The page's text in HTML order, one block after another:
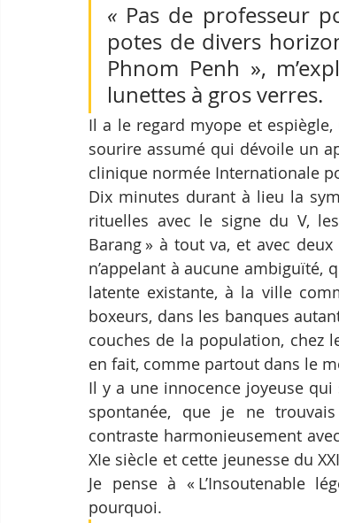
« Pas de professeur
potes de divers
Phnom Penh »,
lunettes à gros verres.
Il a le regard myope et
sourire assumé qui dévoile un
clinique normée Internationale
Dix minutes durant à lieu la
rituelles avec le signe du V,
Barang » à tout va, et avec
n’appelant à aucune
latente existante, à la ville
boxeurs, dans les banques
couches de la population, chez
en fait, comme partout dans le
Il y a une innocence joyeuse
spontanée, que je ne
contraste harmonieusement
XIe siècle et cette jeunesse du
Je pense à « L’Insoutenable
pourquoi.